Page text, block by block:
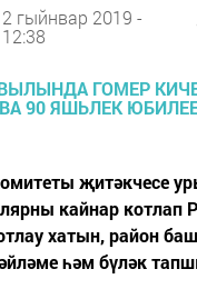
2 гыйнвар 2019 -
12:38
җитәкчесе
кайнар котлап
хатын, район
һәм бүләк